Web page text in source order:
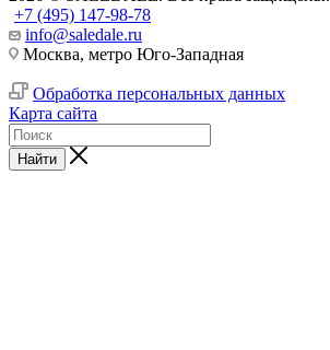
+7 (495) 147-98-78
info@saledale.ru
Москва, метро Юго-Западная
Обработка персональных данных
Карта сайта
Найти